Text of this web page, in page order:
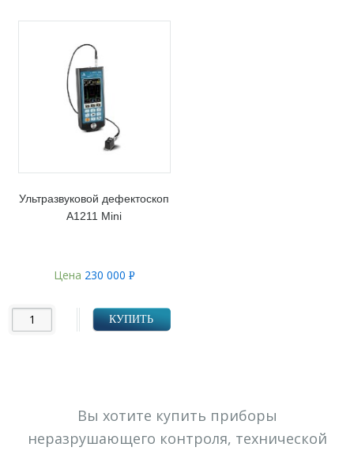
Ультразвуковой дефектоскоп
А1211 Mini
Цена 230 000 Р
КУПИТЬ
Вы хотите купить приборы
неразрушающего контроля, технической